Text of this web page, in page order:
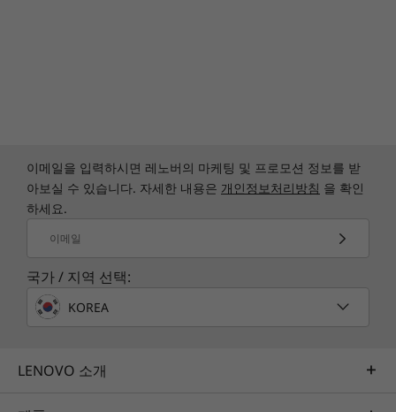
이메일을 입력하시면 레노버의 마케팅 및 프로모션 정보를 받
아보실 수 있습니다. 자세한 내용은 개인정보처리방침 을 확인
하세요.
이메일
국가 / 지역 선택:
KOREA
LENOVO 소개